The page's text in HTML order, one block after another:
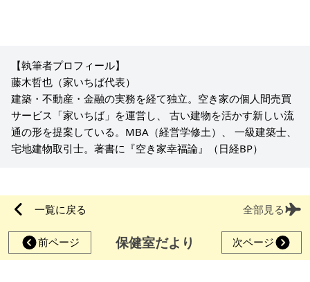
【執筆者プロフィール】
藤木哲也（家いちば代表）
建築・不動産・金融の実務を経て独立。空き家の個人間売買
サービス「家いちば」を運営し、 古い建物を活かす新しい流
通の形を提案している。MBA（経営学修土）、 一級建築士、
宅地建物取引士。著書に『空き家幸福論』（日経BP）
一覧に戻る 全部見る
前ページ 保健室だより 次ページ